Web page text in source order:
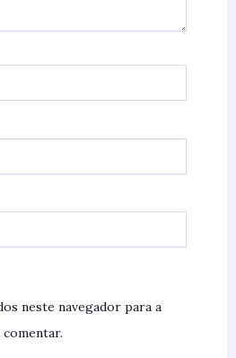
neste navegador para a